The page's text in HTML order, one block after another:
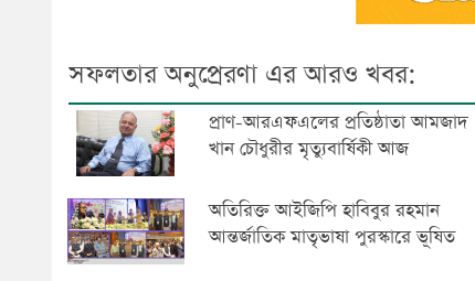
সফলতার অনুপ্রেরণা এর আরও খবর:
প্রাণ-আরএফএলের প্রতিষ্ঠাতা আমজাদ
খান চৌধুরীর মৃত্যুবার্ষিকী আজ
অতিরিক্ত আইজিপি হাবিবুর রহমান
আন্তর্জাতিক মাতৃভাষা পুরস্কারে ভূষিত